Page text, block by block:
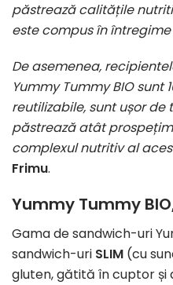
păstrează calitățile
este compus în
De asemenea,
Yummy Tummy BIO sunt
reutilizabile, sunt ușor
păstrează atât
complexul nutritiv al
Frimu.
Yummy Tummy
Gama de sandwich-uri
sandwich-uri SLIM (cu
gluten, gătită în cuptor și